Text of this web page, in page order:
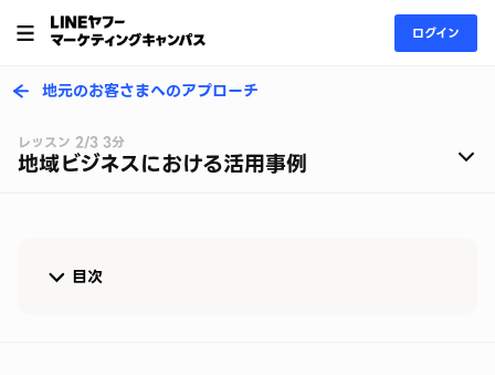
ログイン
地元のお客さまへのアプローチ
レッスン 2/3 3分
地域ビジネスにおける活用事例
目次